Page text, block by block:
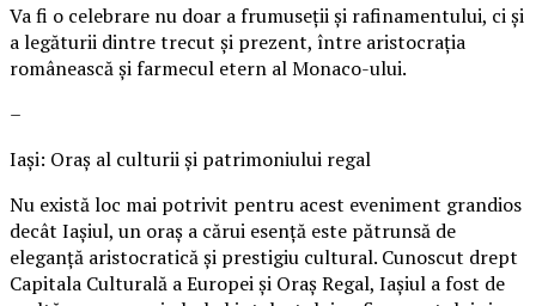
Va fi o celebrare nu doar a frumuseții și rafinamentului, ci și
a legăturii dintre trecut și prezent, între aristocrația
românească și farmecul etern al Monaco-ului.
–
Iași: Oraș al culturii și patrimoniului regal
Nu există loc mai potrivit pentru acest eveniment grandios
decât Iașiul, un oraș a cărui esență este pătrunsă de
eleganță aristocratică și prestigiu cultural. Cunoscut drept
Capitala Culturală a Europei și Oraș Regal, Iașiul a fost de